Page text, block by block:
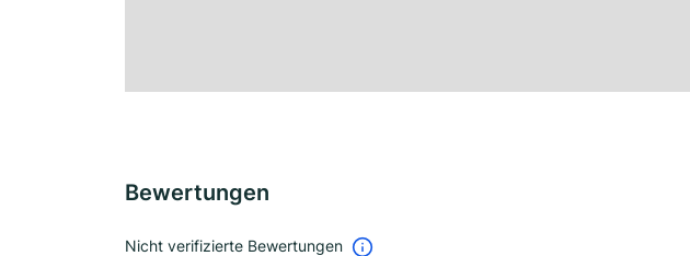
Bewertungen
Nicht verifizierte Bewertungen